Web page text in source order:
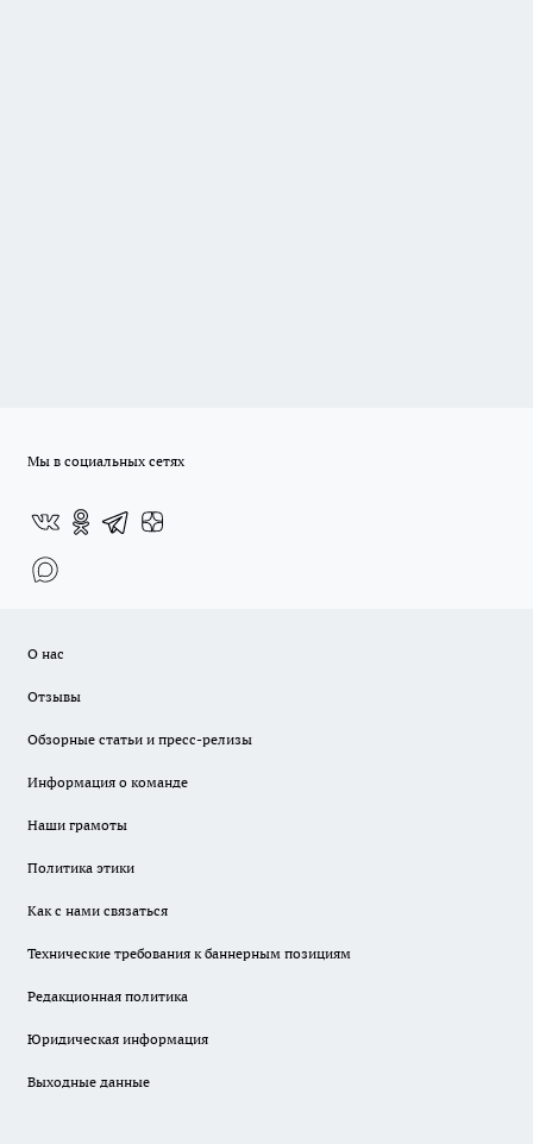
Мы в социальных сетях
О нас
Отзывы
Обзорные статьи и пресс-релизы
Информация о команде
Наши грамоты
Политика этики
Как с нами связаться
Технические требования к баннерным позициям
Редакционная политика
Юридическая информация
Выходные данные